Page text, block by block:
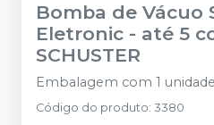
Bomba de Vácuo
Eletronic - até 5
SCHUSTER
Embalagem com 1
Código do produto: 3380